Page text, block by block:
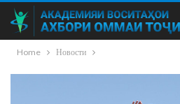
Home Новости